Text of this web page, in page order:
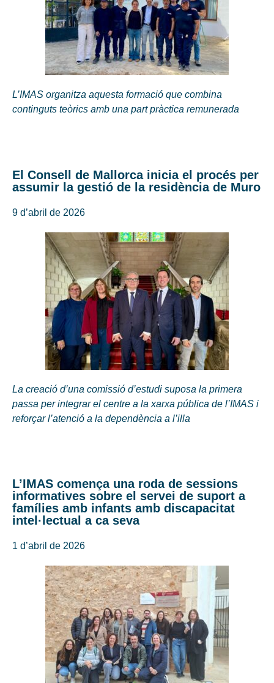
L’IMAS organitza aquesta formació que combina
continguts teòrics amb una part pràctica remunerada
El Consell de Mallorca inicia el procés per
assumir la gestió de la residència de Muro
9 d’abril de 2026
La creació d’una comissió d’estudi suposa la primera
passa per integrar el centre a la xarxa pública de l’IMAS i
reforçar l’atenció a la dependència a l’illa
L’IMAS comença una roda de sessions
informatives sobre el servei de suport a
famílies amb infants amb discapacitat
intel·lectual a ca seva
1 d’abril de 2026